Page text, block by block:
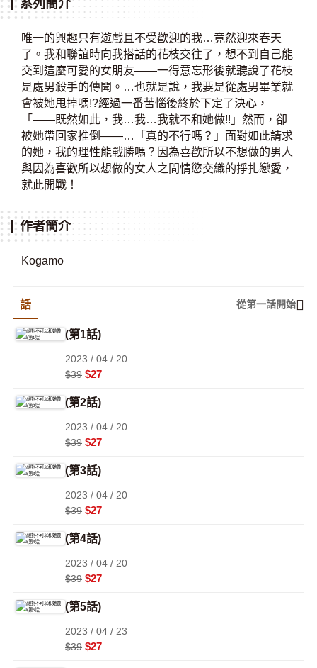
系列簡介
唯一的興趣只有遊戲且不受歡迎的我…竟然迎來春天
了。我和聯誼時向我搭話的花枝交往了，想不到自己能
交到這麼可愛的女朋友——一得意忘形後就聽說了花枝
是處男殺手的傳聞。…也就是說，我要是從處男畢業就
會被她甩掉嗎!?經過一番苦惱後終於下定了決心，
「——既然如此，我…我…我就不和她做!!」然而，卻
被她帶回家推倒——…「真的不行嗎？」面對如此請求
的她，我的理性能戰勝嗎？因為喜歡所以不想做的男人
與因為喜歡所以想做的女人之間情慾交織的掙扎戀愛，
就此開戰！
作者簡介
Kogamo
話 從第一話開始
(第1話)
2023 / 04 / 20
$39 $27
(第2話)
2023 / 04 / 20
$39 $27
(第3話)
2023 / 04 / 20
$39 $27
(第4話)
2023 / 04 / 20
$39 $27
(第5話)
2023 / 04 / 23
$39 $27